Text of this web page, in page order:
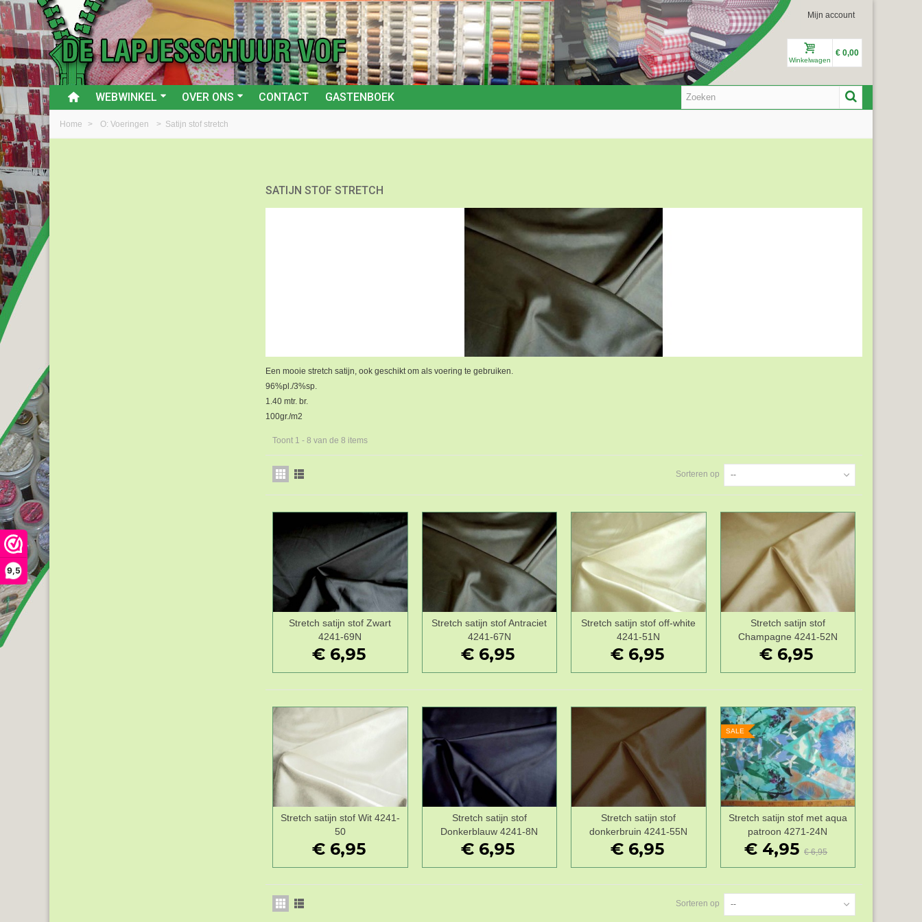
9,5
Mijn account
Winkelwagen
€ 0,00
WEBWINKEL OVER ONS CONTACT GASTENBOEK
Home > O: Voeringen > Satijn stof stretch
SATIJN STOF STRETCH
Een mooie stretch satijn, ook geschikt om als voering te gebruiken.
96%pl./3%sp.
1.40 mtr. br.
100gr./m2
Toont 1 - 8 van de 8 items
Sorteren op --
Wenslijst
Stretch satijn stof Zwart
4241-69N
€ 6,95
Wenslijst
Stretch satijn stof Antraciet
4241-67N
€ 6,95
Wenslijst
Stretch satijn stof off-white
4241-51N
€ 6,95
Wenslijst
Stretch satijn stof
Champagne 4241-52N
€ 6,95
Wenslijst
Stretch satijn stof Wit 4241-
50
€ 6,95
Wenslijst
Stretch satijn stof
Donkerblauw 4241-8N
€ 6,95
Wenslijst
Stretch satijn stof
donkerbruin 4241-55N
€ 6,95
SALE
Wenslijst
Stretch satijn stof met aqua
patroon 4271-24N
€ 4,95 € 6,95
Sorteren op --